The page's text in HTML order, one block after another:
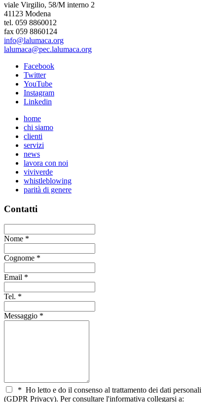
viale Virgilio, 58/M interno 2
41123 Modena
tel. 059 8860012
fax 059 8860124
info@lalumaca.org
lalumaca@pec.lalumaca.org
Facebook
Twitter
YouTube
Instagram
Linkedin
home
chi siamo
clienti
servizi
news
lavora con noi
viviverde
whistleblowing
parità di genere
Contatti
Nome *
Cognome *
Email *
Tel. *
Messaggio *
* Ho letto e do il consenso al trattamento dei dati personali
(GDPR Privacy). Per consultare l'informativa collegarsi a: